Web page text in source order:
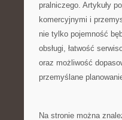
pralniczego. Artykuły
komercyjnymi i
nie tylko pojemność
obsługi, łatwość
oraz możliwość
przemyślane
Na stronie można